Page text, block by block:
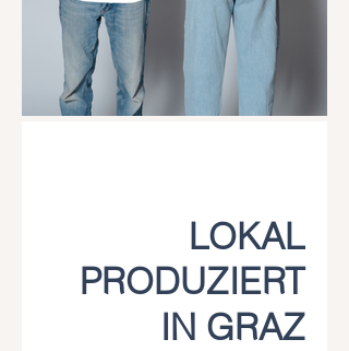
LOKAL
PRODUZIERT
IN GRAZ